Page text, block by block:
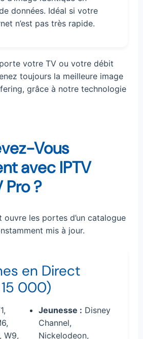
données. Idéal si votre
n’est pas très rapide.
votre TV ou votre débit
toujours la meilleure image
grâce à notre technologie
Vous
avec IPTV
Pro ?
ouvre les portes d’un catalogue
mis à jour.
en Direct
000)
W9,
Jeunesse : Disney
Channel,
Nickelodeon,